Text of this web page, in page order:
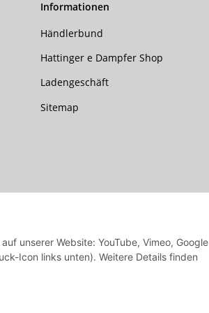
unserer Website: YouTube, Vimeo, Google
Icon links unten). Weitere Details finden
Informationen
Händlerbund
Hattinger e Dampfer Shop
Ladengeschäft
Sitemap
mit den Versandinformationen